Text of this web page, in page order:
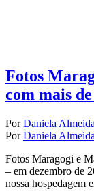
Fotos
com mais
PorDaniela Almeida
PorDaniela Almeida
Fotos Maragogi e
– em dezembro de
nossa hospedagem